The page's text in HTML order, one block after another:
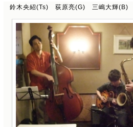
鈴木央紹(Ts) 荻原亮(G) 三嶋大輝(B)